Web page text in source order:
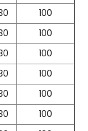
100
100
100
100
100
100